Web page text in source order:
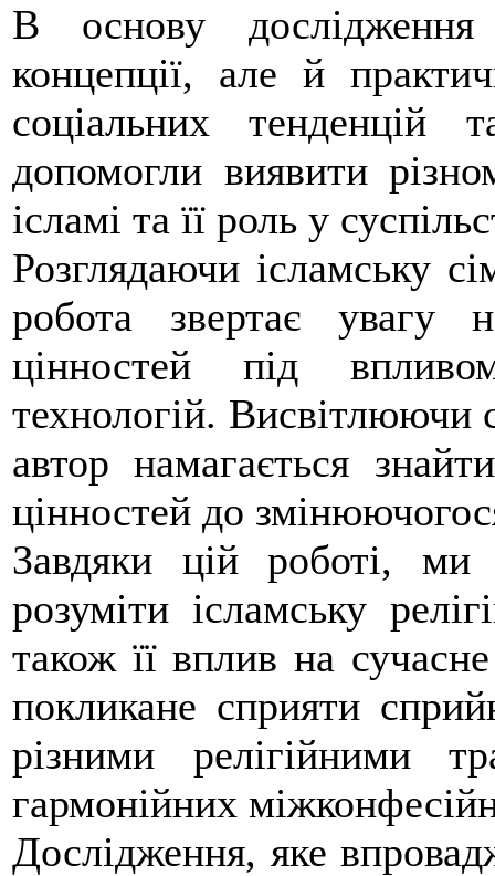
В основу
концепції, але й
соціальних тенденцій
допомогли виявити
ісламі та її роль у
Розглядаючи ісламську
робота звертає увагу
цінностей під
технологій. Висвітлюючи
автор намагається
цінностей до
Завдяки цій роботі,
розуміти ісламську
також її вплив на
покликане сприяти
різними релігійними
гармонійних
Дослідження, яке